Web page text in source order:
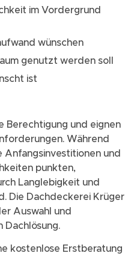
im Vordergrund
wünschen
genutzt werden soll
ist
Berechtigung und eignen
Während
Anfangsinvestitionen und
punkten,
Langlebigkeit und
Die Dachdeckerei Krüger
Auswahl und
Dachlösung.
kostenlose Erstberatung